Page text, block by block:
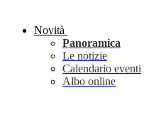
Novità
Panoramica
Le notizie
Calendario eventi
Albo online